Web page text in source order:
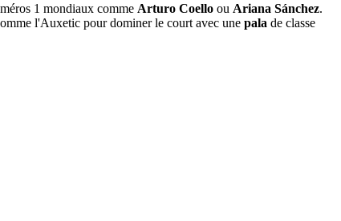
1 mondiaux comme Arturo Coello ou Ariana Sánchez.
l'Auxetic pour dominer le court avec une pala de classe